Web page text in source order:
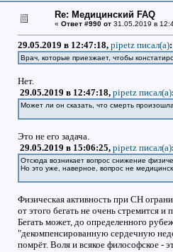
Re: Медицинский FAQ
« Ответ #990 от31.05.2019 в
29.05.2019 в 12:47:18, pipetz писал(a):
Врач, которые приезжает, чтобы
Нет.
29.05.2019 в 12:47:18, pipetz писал(a)
Может ли он сказать, что смерть
Это не его задача.
29.05.2019 в 15:06:25, pipetz писал(a)
Отсюда возникает вопрос снижение
Но это уже, наверное, вопрос не
Физическая активность при СН
от этого бегать не очень стремится и
Бегать может, до определенного
"декомпенсированную сердечную
помрёт. Воля и всякое философское -